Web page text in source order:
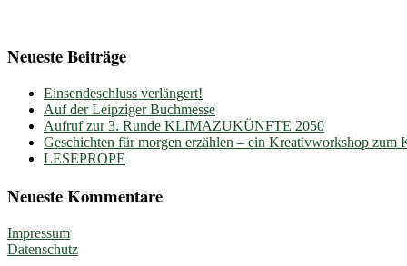
Neueste Beiträge
Einsendeschluss verlängert!
Auf der Leipziger Buchmesse
Aufruf zur 3. Runde KLIMAZUKÜNFTE 2050
Geschichten für morgen erzählen – ein Kreativworkshop zum
LESEPROPE
Neueste Kommentare
Impressum
Datenschutz